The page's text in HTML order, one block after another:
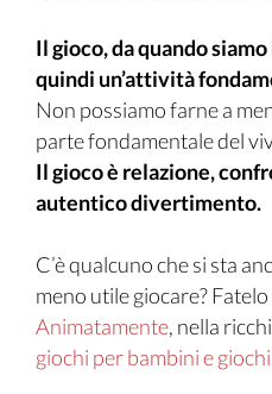
Il gioco, da quando
quindi un’attività
Non possiamo farne a
parte fondamentale del
Il gioco è relazione,
autentico divertimento.
C’è qualcuno che si sta
meno utile giocare?
Animatamente, nella
giochi per bambini e